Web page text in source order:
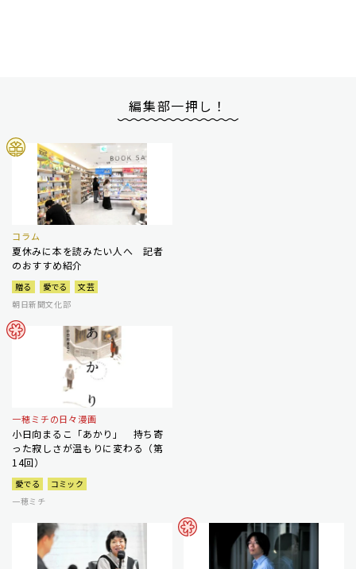
編集部一押し！
コラム
夏休みに本を読みたい人へ 記者
のおすすめ紹介
贈る 愛でる
文芸
朝日新聞文化部
一穂ミチの日々漫画
小日向まるこ「あかり」 持ち寄
った寂しさが温もりに変わる（第
14回）
愛でる
コミック
一穂ミチ